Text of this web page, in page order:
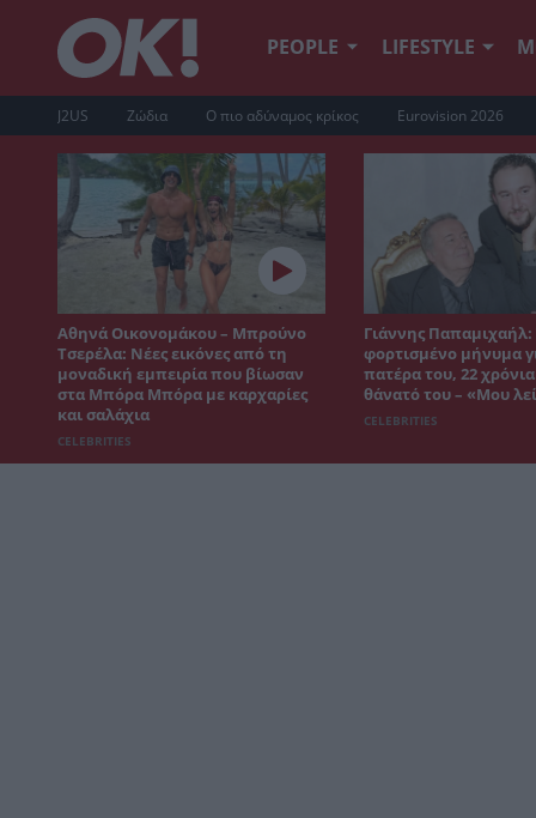
PEOPLE LIFESTYLE
J2US Ζώδια Ο πιο αδύναμος κρίκος Eurovision 2026
Αθηνά Οικονομάκου – Μπρούνο
Τσερέλα: Νέες εικόνες από τη
μοναδική εμπειρία που βίωσαν
στα Μπόρα Μπόρα με καρχαρίες
και σαλάχια
CELEBRITIES
Γιάννης Παπαμιχαήλ:
φορτισμένο μήνυμα
πατέρα του, 22
θάνατό του – «Μου
CELEBRITIES